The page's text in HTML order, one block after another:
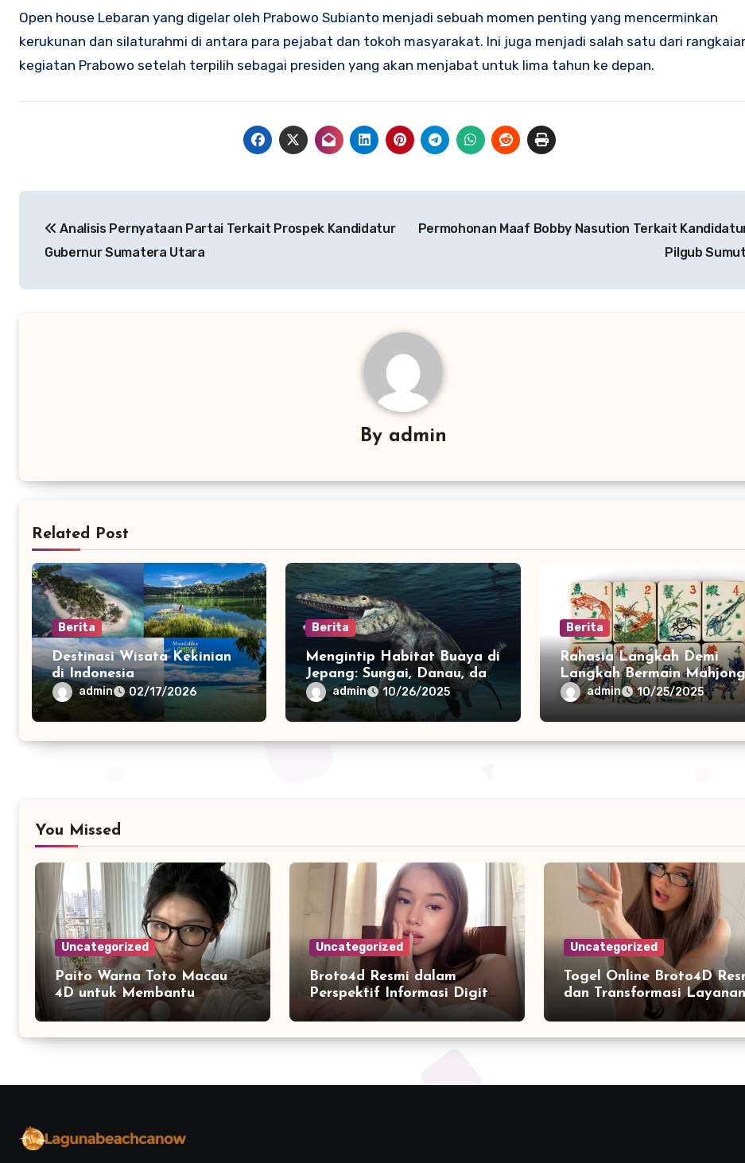
Open house Lebaran yang digelar oleh Prabowo Subianto menjadi sebuah momen penting yang mencerminkan
kerukunan dan silaturahmi di antara para pejabat dan tokoh masyarakat. Ini juga menjadi salah satu dari
kegiatan Prabowo setelah terpilih sebagai presiden yang akan menjabat untuk lima tahun ke depan.
pos Analisis Pernyataan Partai Terkait Prospek Kandidatur
Gubernur Sumatera Utara
Permohonan Maaf Bobby Nasution Terkait
Pilgub Sumut
By admin
Related Post
Berita
Destinasi Wisata Kekinian
di Indonesia
admin 02/17/2026
Berita
Mengintip Habitat Buaya di
Jepang: Sungai, Danau, dan
Konservasi
admin 10/26/2025
Berita
Rahasia Langkah Demi
Langkah Bermain Mahjong
Seperti Profesional China
admin 10/25/2025
You Missed
Uncategorized
Paito Warna Toto Macau
4D untuk Membantu
Melihat Riwayat Data
Secara Lebih Praktis
Uncategorized
Broto4d Resmi dalam
Perspektif Informasi Digital
dan Kemudahan Akses
Pengguna
Uncategorized
Togel Online Broto4D
dan Transformasi Layanan
di Era Internet